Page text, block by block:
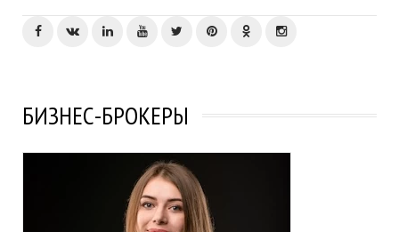
БИЗНЕС-БРОКЕРЫ